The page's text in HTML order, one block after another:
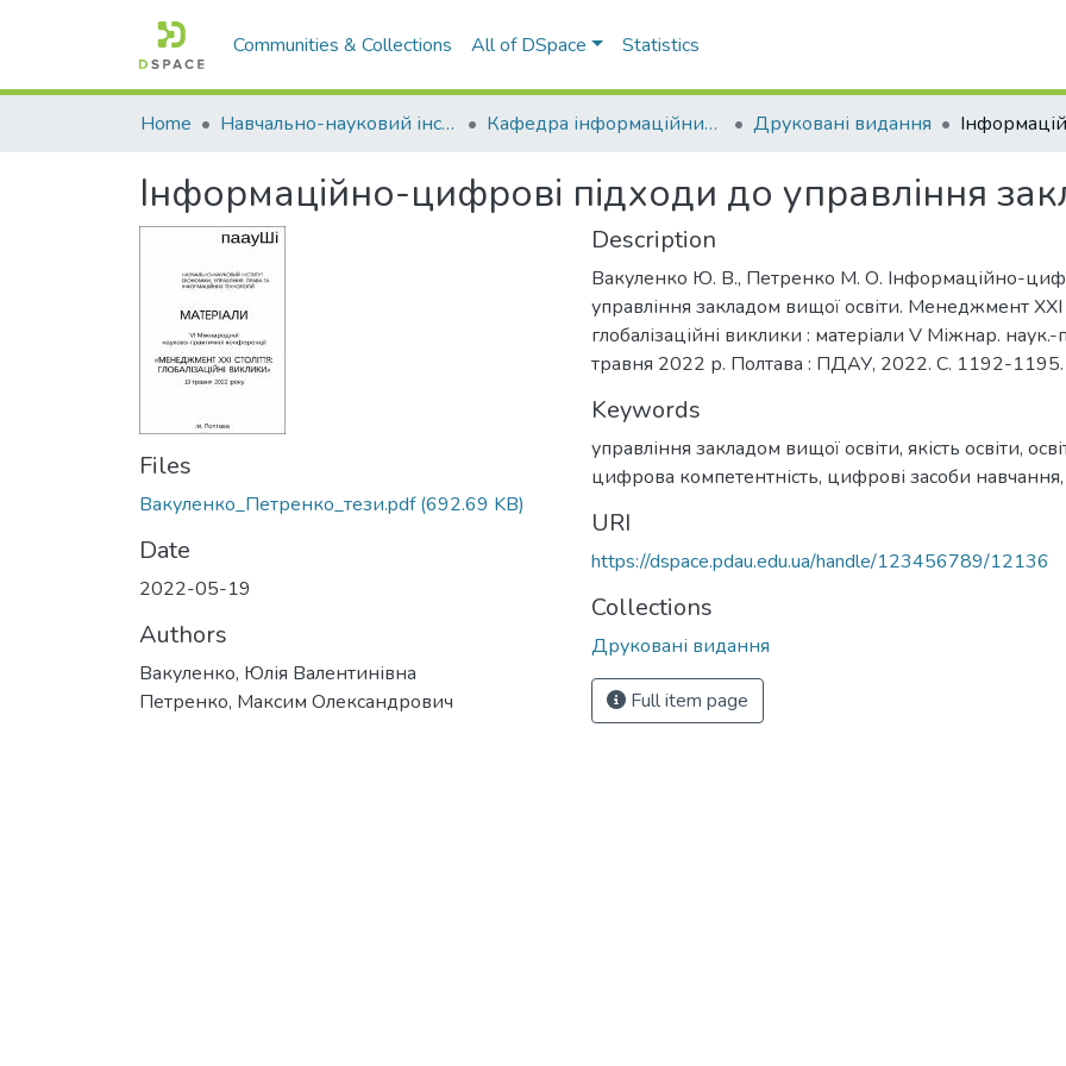
Communities & Collections All of DSpace Statistics
Home Навчально-науковий інститут економіки, управління, права та інформаційних технологій Кафедра інформаційних систем та технологій Друковані видання
Інформаційно-цифрові підходи до управління
Files
Вакуленко_Петренко_тези.pdf(692.69 KB)
Date
2022-05-19
Authors
Вакуленко, Юлія Валентинівна
Петренко, Максим Олександрович
Description
Вакуленко Ю. В., Петренко М. О. Інформаційно-
управління закладом вищої освіти. Менеджмент ХХІ
глобалізаційні виклики : матеріали V Міжнар.
травня 2022 р. Полтава : ПДАУ, 2022. С. 1192-1195.
Keywords
управління закладом вищої освіти, якість освіти,
цифрова компетентність, цифрові засоби навчання,
URI
https://dspace.pdau.edu.ua/handle/123456789/12136
Collections
Друковані видання
Full item page